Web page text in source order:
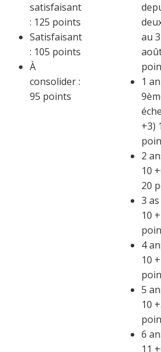
satisfaisant
: 125 points
Satisfaisant
: 105 points
À
consolider :
95 points
au
1
+3)
2
10
20
3 as
10
4
10
5
10
6
11